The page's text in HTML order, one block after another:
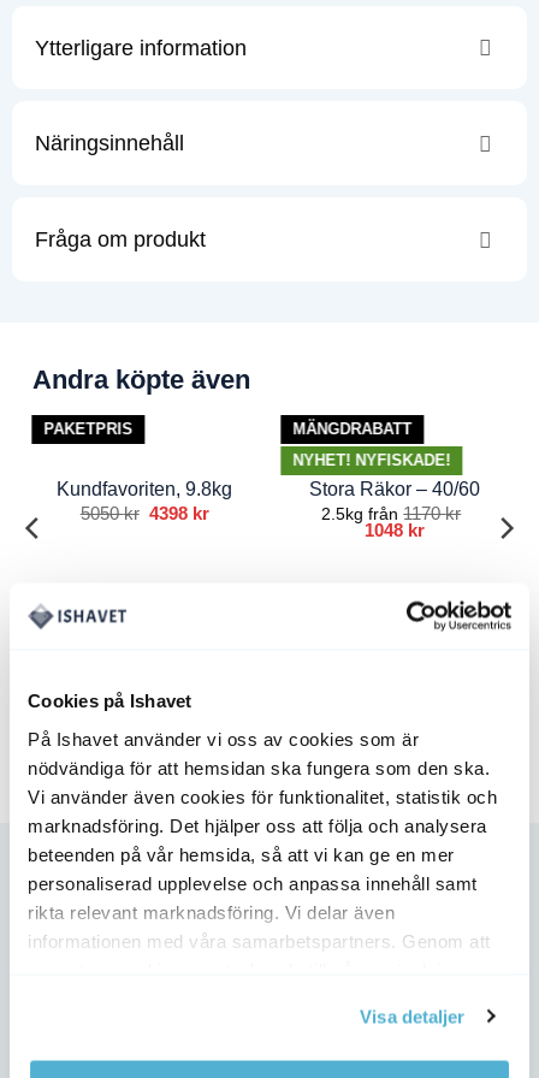
Cookies på Ishavet
På Ishavet använder vi oss av cookies som är
nödvändiga för att hemsidan ska fungera som den ska.
Vi använder även cookies för funktionalitet, statistik och
marknadsföring. Det hjälper oss att följa och analysera
beteenden på vår hemsida, så att vi kan ge en mer
personaliserad upplevelse och anpassa innehåll samt
rikta relevant marknadsföring. Vi delar även
informationen med våra samarbetspartners. Genom att
Visa detaljer
Ytterligare information
Näringsinnehåll
Fråga om produkt
Andra köpte även
PAKETPRIS
Kundfavoriten, 9.8kg
5050kr Det
4398 krDet
MÄNGDRABATT
NYHET! NYFISKADE!
Stora Räkor – 40/60
2.5kg från1170kr
1048 kr